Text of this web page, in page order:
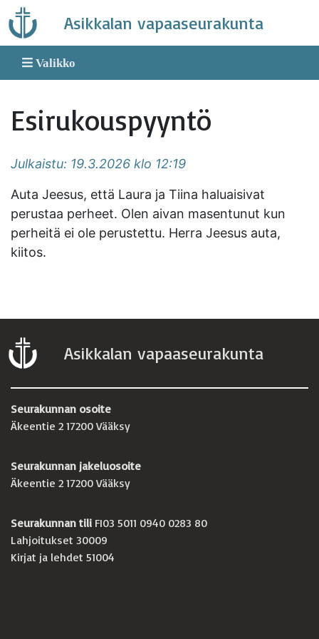
Skip
to
content
Asikkalan vapaaseurakunta
Valikko
Esirukouspyyntö
Julkaistu: 19.3.2026 klo 12:19
Auta Jeesus, että Laura ja Tiina haluaisivat
perustaa perheet. Olen aivan masentunut kun
perheitä ei ole perustettu. Herra Jeesus auta,
kiitos.
Asikkalan vapaaseurakunta
Seurakunnan osoite
Äkeentie 2 17200 Vääksy
Seurakunnan jakeluosoite
Äkeentie 2 17200 Vääksy
Seurakunnan tili FI03 5011 0940 0283 80
Lahjoitukset 30009
Kirjat ja lehdet 51004